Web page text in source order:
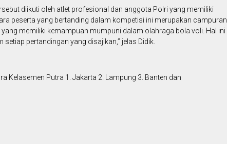
diikuti oleh atlet profesional dan anggota Polri yang memiliki
peserta yang bertanding dalam kompetisi ini merupakan campuran
memiliki kemampuan mumpuni dalam olahraga bola voli. Hal ini
pertandingan yang disajikan,” jelas Didik.
Kelasemen Putra 1. Jakarta 2. Lampung 3. Banten dan